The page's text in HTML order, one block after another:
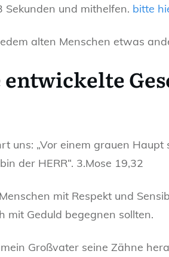
Sekunden und mithelfen. bitte
alten Menschen etwas
uns: „Vor einem grauen
der HERR“. 3.Mose 19,32
mit Respekt und
mit Geduld begegnen sollten.
Großvater seine Zähne